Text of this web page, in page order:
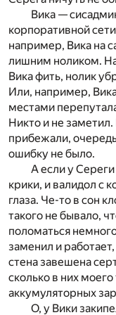
Вика —
корпоративной
например, Вика на
лишним ноликом.
Вика фить, нолик
Или, например, Вика
местами
Никто и не
прибежали,
ошибку не было.
А если у Сереги
крики, и валидол с
глаза. Че-то в сон
такого не бывало,
поломаться
заменил и
стена завешена
сколько в них
аккумуляторных
О, у Вики